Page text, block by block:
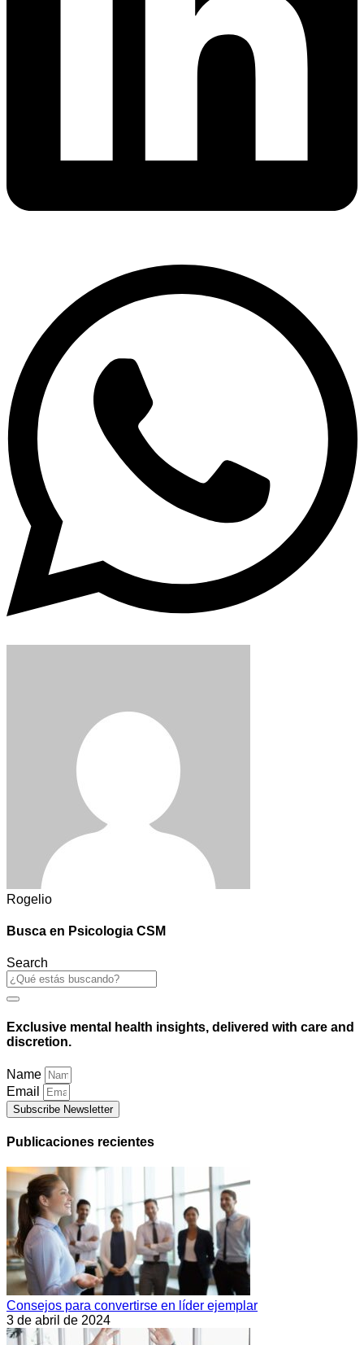
Rogelio
Busca en Psicologia CSM
Search
Exclusive mental health insights, delivered with care and
discretion.
Name
Email
Subscribe Newsletter
Publicaciones recientes
Consejos para convertirse en líder ejemplar
3 de abril de 2024